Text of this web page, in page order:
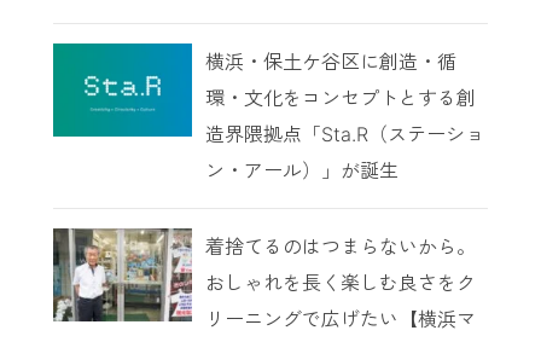
横浜・保土ケ谷区に創造・循
環・文化をコンセプトとする創
造界隈拠点「Sta.R（ステーショ
ン・アール）」が誕生
着捨てるのはつまらないから。
おしゃれを長く楽しむ良さをク
リーニングで広げたい【横浜マ